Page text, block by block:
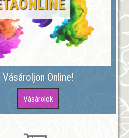
Vásároljon Online!